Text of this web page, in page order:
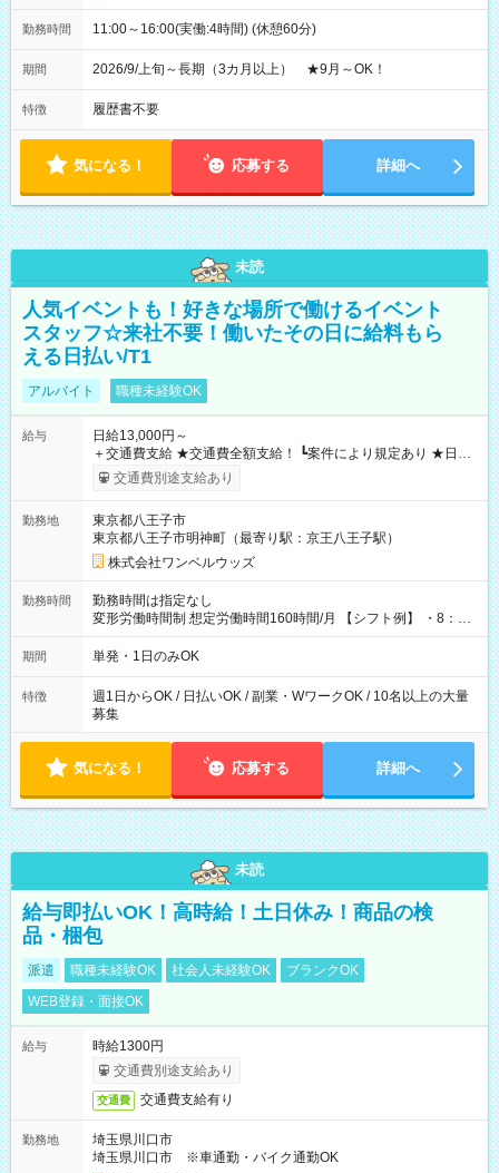
勤務時間 11:00～16:00(実働:4時間) (休憩60分)
期間 2026/9/上旬～長期（3カ月以上） ★9月～OK！
特徴 履歴書不要
気になる！ 応募する 詳細へ
未読
人気イベントも！好きな場所で働けるイベント
スタッフ☆来社不要！働いたその日に給料もら
える日払い/T1
アルバイト 職種未経験OK
給与
日給13,000円～
＋交通費支給 ★交通費全額支給！ ┗案件により規定あり ★日払
いOK！（規定あり） ┗働いたその日に現金GET♪ お仕事後はコ
ンビニATMから 日払い分を引き落とせます！ 【試用期間】試
交通費別途支給あり
勤務地
東京都八王子市
東京都八王子市明神町（最寄り駅：京王八王子駅）
株式会社ワンベルウッズ
勤務時間
勤務時間は指定なし
変形労働時間制 想定労働時間160時間/月 【シフト例】 ・8：00
～21：00
期間 単発・1日のみOK
特徴
週1日からOK / 日払いOK / 副業・WワークOK / 10名以上の大量
募集
気になる！ 応募する 詳細へ
未読
給与即払いOK！高時給！土日休み！商品の検
品・梱包
派遣 職種未経験OK 社会人未経験OK
ブランクOK
WEB登録・面接OK
給与
時給1300円
交通費別途支給あり
交通費 交通費支給有り
勤務地
埼玉県川口市
埼玉県川口市 ※車通勤・バイク通勤OK